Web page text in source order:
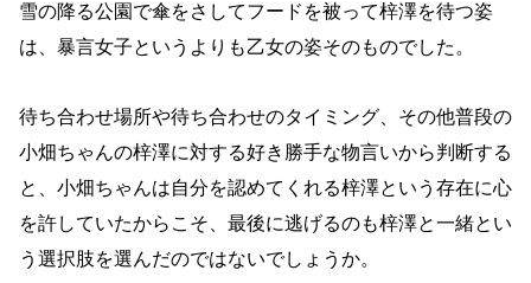
雪の降る公園で傘をさしてフードを被って梓澤を待つ姿
は、暴言女子というよりも乙女の姿そのものでした。
待ち合わせ場所や待ち合わせのタイミング、その他普段の
小畑ちゃんの梓澤に対する好き勝手な物言いから判断する
と、小畑ちゃんは自分を認めてくれる梓澤という存在に心
を許していたからこそ、最後に逃げるのも梓澤と一緒とい
う選択肢を選んだのではないでしょうか。